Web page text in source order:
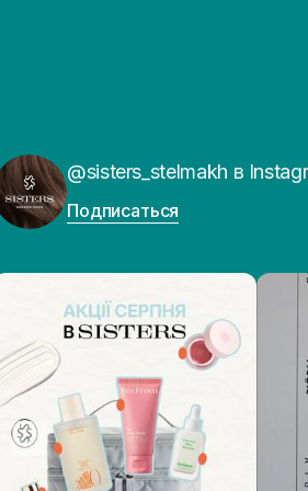
@sisters_stelmakh в
Подписаться